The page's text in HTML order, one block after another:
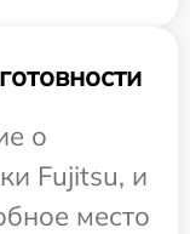
о
Fujitsu, и
место